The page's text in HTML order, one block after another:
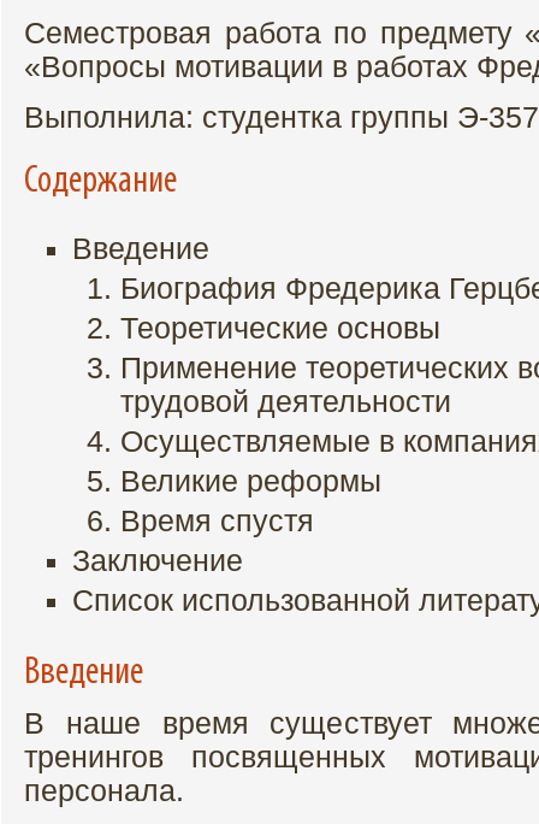
Семестровая работа по предмету
«Вопросы мотивации в работах
Выполнила: студентка группы Э-
Содержание
Введение
Биография Фредерика
Теоретические основы
Применение теоретических
трудовой деятельности
Осуществляемые в
Великие реформы
Время спустя
Заключение
Список использованной
Введение
В наше время существует
тренингов посвященных
персонала.